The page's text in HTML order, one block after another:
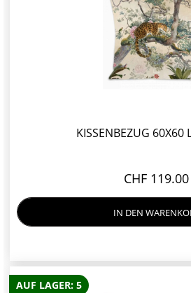
KISSENBEZUG 60X60
CHF 119.00
IN DEN
AUF LAGER: 5